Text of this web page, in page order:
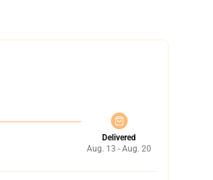
Delivered
Aug. 13 - Aug. 20